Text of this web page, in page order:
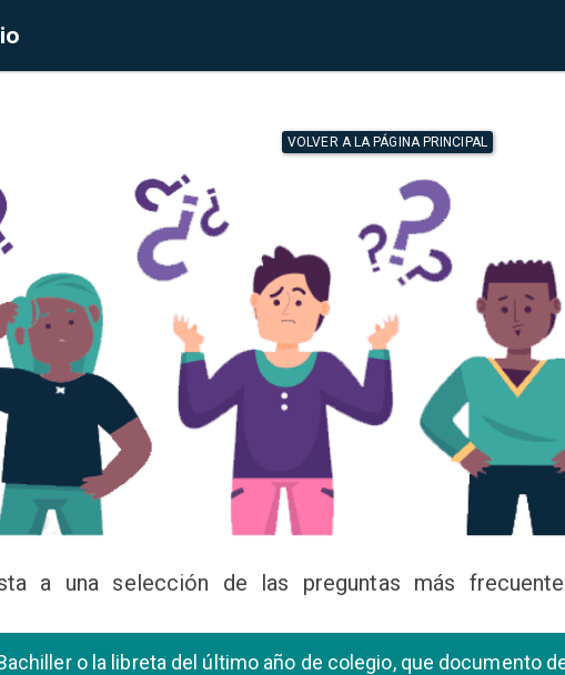
VOLVER A LA PÁGINA PRINCIPAL
a una selección de las preguntas más
o la libreta del último año de colegio, que documento